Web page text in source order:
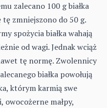
zalecano 100 g białka
zmniejszono do 50 g.
spożycia białka wahają
od wagi. Jednak wciąż
tę normę. Zwolennicy
białka powołują
którym karmią swe
owocożerne małpy,